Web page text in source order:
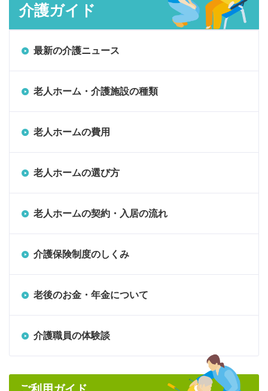
介護ガイド
最新の介護ニュース
老人ホーム・介護施設の種類
老人ホームの費用
老人ホームの選び方
老人ホームの契約・入居の流れ
介護保険制度のしくみ
老後のお金・年金について
介護職員の体験談